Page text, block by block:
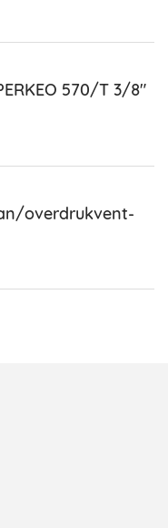
570/T 3/8"
overdrukvent-